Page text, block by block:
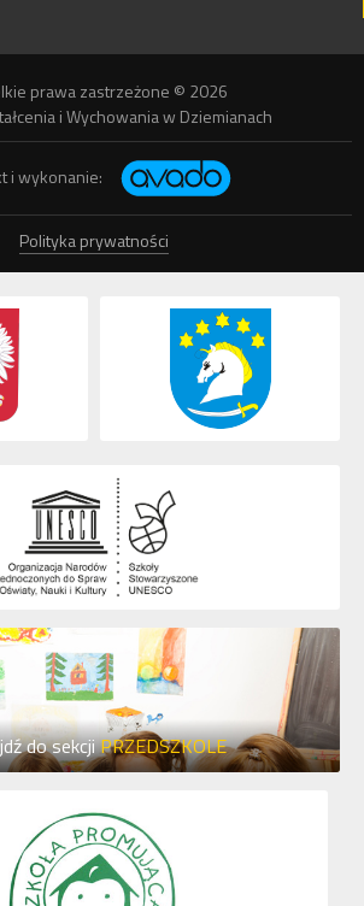
prawa zastrzeżone © 2026
i Wychowania w Dziemianach
i wykonanie:
Polityka prywatności
do sekcjiPRZEDSZKOLE